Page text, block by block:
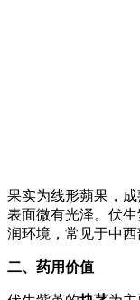
果实为线形蒴果，
表面微有光泽。伏
润环境，常见于中西
二、药用价值